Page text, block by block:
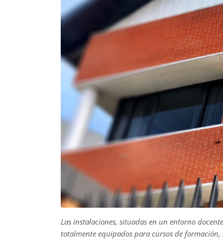
Las instalaciones, situadas en un entorno
totalmente equipados para cursos de